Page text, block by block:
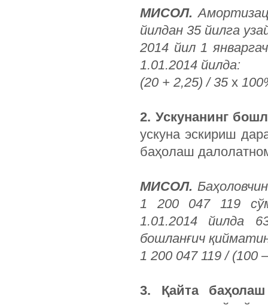
МИСОЛ.
йилдан 35 йилга
2014 йил 1
1.01.2014 йилда:
(20 + 2,25) / 35 х
2. Ускунанинг
ускуна эскириш
баҳолаш
МИСОЛ.
1 200 047 119
1.01.2014 йилда
бошланғич
1 200 047 119 / (100
3. Қайта